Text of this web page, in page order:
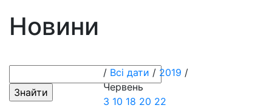
Новини
/ Всі дати / 2019 /
Червень
3 10 18 20 22